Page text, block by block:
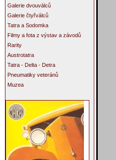
Galerie dvouválců
Galerie čtyřválců
Tatra a Sodomka
Filmy a fota z výstav a závodů
Rarity
Austrotatra
Tatra - Delta - Detra
Pneumatiky veteránů
Muzea